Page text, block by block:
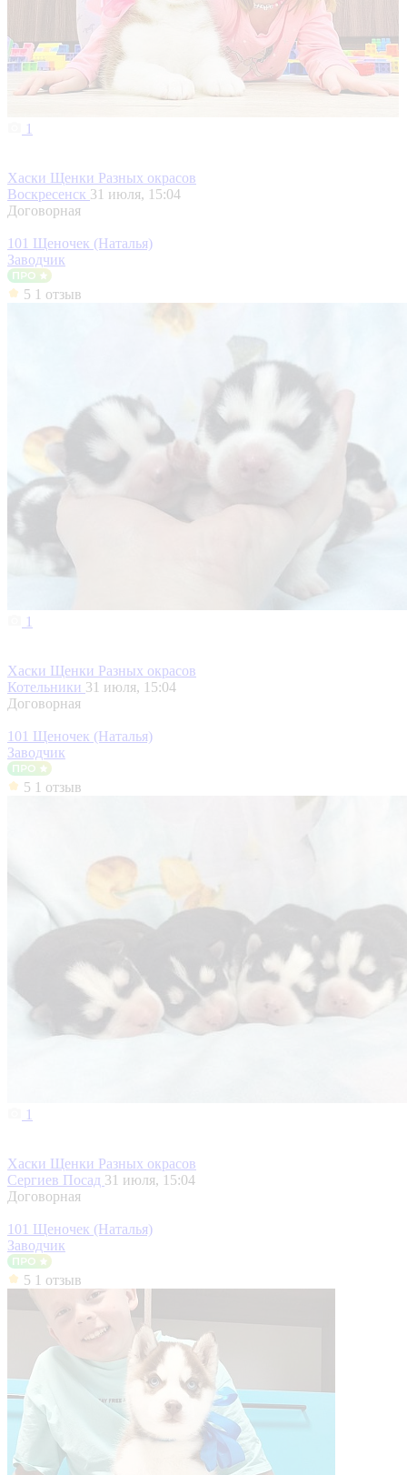
1
Хаски Щенки Разных окрасов
Воскресенск 31 июля, 15:04
Договорная
101 Щеночек (Наталья)
Заводчик
5 1 отзыв
1
Хаски Щенки Разных окрасов
Котельники 31 июля, 15:04
Договорная
101 Щеночек (Наталья)
Заводчик
5 1 отзыв
1
Хаски Щенки Разных окрасов
Сергиев Посад 31 июля, 15:04
Договорная
101 Щеночек (Наталья)
Заводчик
5 1 отзыв